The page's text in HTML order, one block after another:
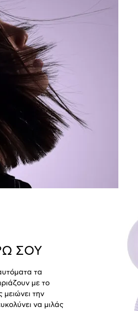
ΣΟΥ
τα
με το
μειώνει την
να μιλάς